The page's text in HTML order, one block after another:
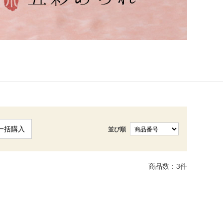
括購入 並び順
商品数： 3件